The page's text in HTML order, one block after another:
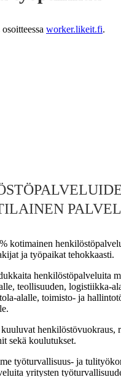
worker.likeit.fi.
kotimainen
ja työpaikat tehokkaasti.
henkilöstöpalveluita
teollisuuden, logistiikka-
alalle, toimisto- ja
henkilöstövuokraus,
sekä koulutukset.
työturvallisuus- ja
yritysten